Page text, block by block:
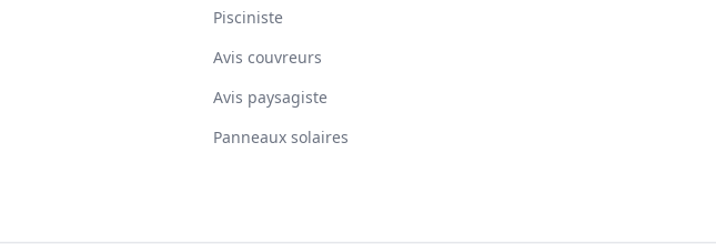
Pisciniste
Avis couvreurs
Avis paysagiste
Panneaux solaires